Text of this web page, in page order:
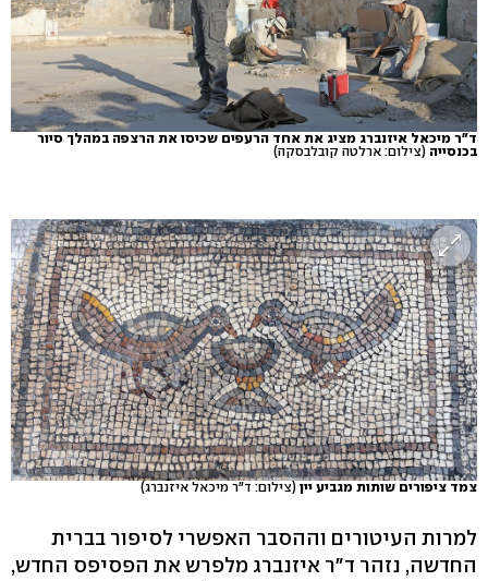
ד"ר מיכאל איזנברג מציג את אחד הרעפים שכיסו את הרצפה במהלך סיור
בכנסייה (צילום: ארלטה קובלבסקה)
צמד ציפורים שותות מגביע יין (צילום: ד"ר מיכאל איזנברג)
למרות העיטורים וההסבר האפשרי לסיפור בברית
החדשה, נזהר ד"ר איזנברג מלפרש את הפסיפס החדש,